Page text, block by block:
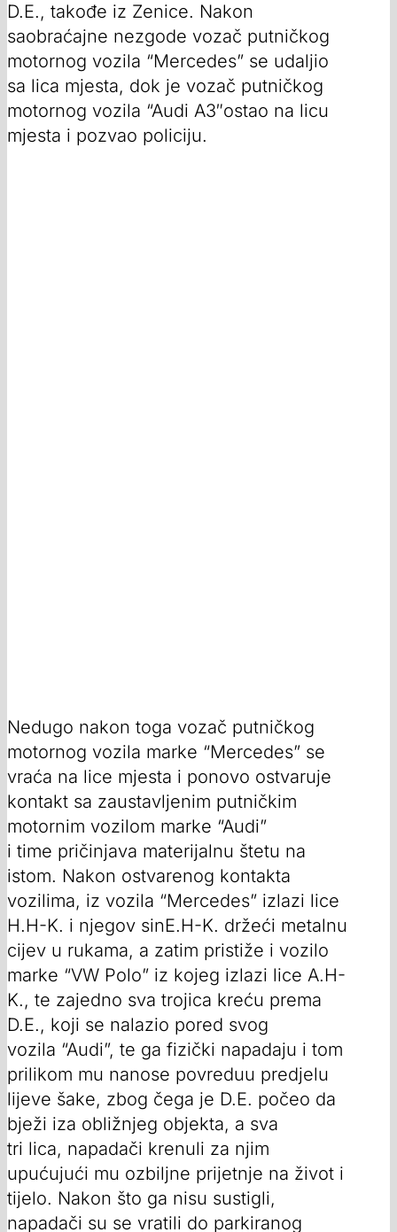
D.E., takođe iz Zenice. Nakon
saobraćajne nezgode vozač putničkog
motornog vozila “Mercedes” se udaljio
sa lica mjesta, dok je vozač putničkog
motornog vozila “Audi A3″ostao na licu
mjesta i pozvao policiju.
Nedugo nakon toga vozač putničkog
motornog vozila marke “Mercedes” se
vraća na lice mjesta i ponovo ostvaruje
kontakt sa zaustavljenim putničkim
motornim vozilom marke “Audi”
i time pričinjava materijalnu štetu na
istom. Nakon ostvarenog kontakta
vozilima, iz vozila “Mercedes” izlazi lice
H.H-K. i njegov sinE.H-K. držeći metalnu
cijev u rukama, a zatim pristiže i vozilo
marke “VW Polo” iz kojeg izlazi lice A.H-
K., te zajedno sva trojica kreću prema
D.E., koji se nalazio pored svog
vozila “Audi”, te ga fizički napadaju i tom
prilikom mu nanose povreduu predjelu
lijeve šake, zbog čega je D.E. počeo da
bježi iza obližnjeg objekta, a sva
tri lica, napadači krenuli za njim
upućujući mu ozbiljne prijetnje na život i
tijelo. Nakon što ga nisu sustigli,
napadači su se vratili do parkiranog